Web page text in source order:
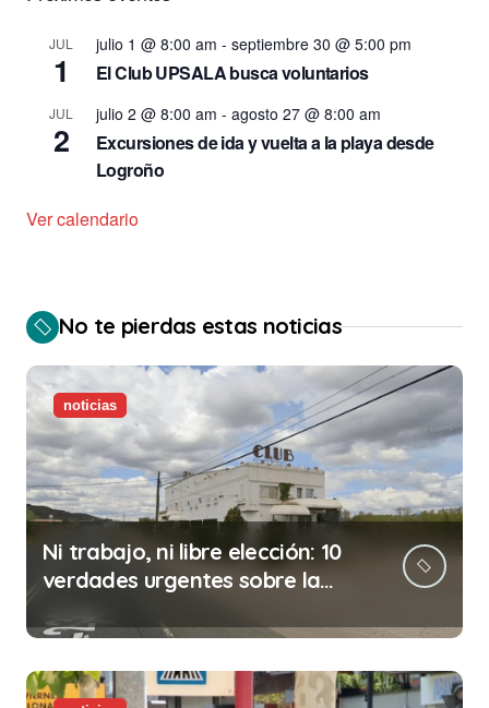
JUL
1
julio 1 @ 8:00 am - septiembre 30 @ 5:00 pm
El Club UPSALA busca voluntarios
JUL
2
julio 2 @ 8:00 am - agosto 27 @ 8:00 am
Excursiones de ida y vuelta a la playa desde
Logroño
Ver calendario
No te pierdas estas noticias
noticias
Ni trabajo, ni libre elección: 10
verdades urgentes sobre la